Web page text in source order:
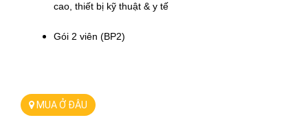
cao, thiết bị kỹ thuật & y tế
Gói 2 viên (BP2)
MUA Ở ĐÂU